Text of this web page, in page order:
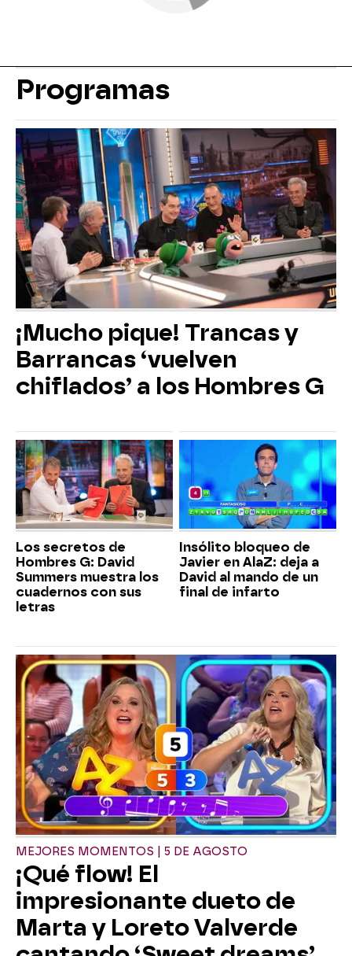
Programas
¡Mucho pique! Trancas y
Barrancas ‘vuelven
chiflados’ a los Hombres G
Los secretos de
Hombres G: David
Summers muestra los
cuadernos con sus
letras
Insólito bloqueo de
Javier en AlaZ: deja a
David al mando de un
final de infarto
MEJORES MOMENTOS | 5 DE AGOSTO
¡Qué flow! El
impresionante dueto de
Marta y Loreto Valverde